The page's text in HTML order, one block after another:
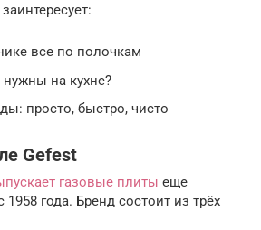
все по полочкам
на кухне?
просто, быстро, чисто
Gefest
газовые плиты еще
года. Бренд состоит из трёх